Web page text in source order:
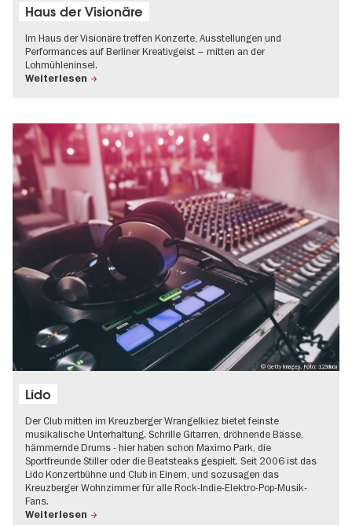
Haus der Visionäre
Im Haus der Visionäre treffen Konzerte, Ausstellungen und
Performances auf Berliner Kreativgeist – mitten an der
Lohmühleninsel.
Weiterlesen
© Getty Images, Foto: 123ducu
Lido
Der Club mitten im Kreuzberger Wrangelkiez bietet feinste
musikalische Unterhaltung. Schrille Gitarren, dröhnende Bässe,
hämmernde Drums - hier haben schon Maximo Park, die
Sportfreunde Stiller oder die Beatsteaks gespielt. Seit 2006 ist das
Lido Konzertbühne und Club in Einem, und sozusagen das
Kreuzberger Wohnzimmer für alle Rock-Indie-Elektro-Pop-Musik-
Fans.
Weiterlesen